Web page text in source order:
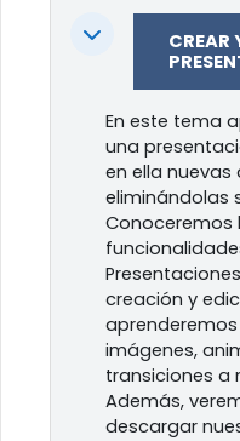
Colapsar
CREAR
En este tema
una
en ella
eliminándolas
Conoceremos
creación y
imágenes,
transiciones a
Además,
descargar